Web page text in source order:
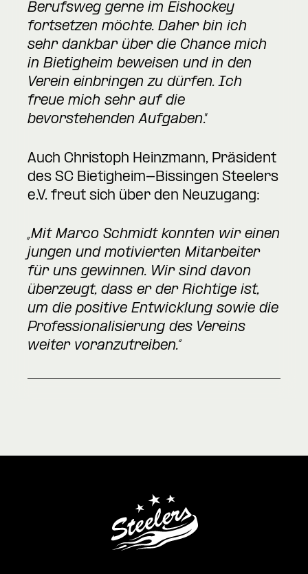
Berufsweg gerne im Eishockey
fortsetzen möchte. Daher bin ich
sehr dankbar über die Chance mich
in Bietigheim beweisen und in den
Verein einbringen zu dürfen. Ich
freue mich sehr auf die
bevorstehenden Aufgaben.“
Auch Christoph Heinzmann, Präsident
des SC Bietigheim-Bissingen Steelers
e.V. freut sich über den Neuzugang:
„Mit Marco Schmidt konnten wir einen
jungen und motivierten Mitarbeiter
für uns gewinnen. Wir sind davon
überzeugt, dass er der Richtige ist,
um die positive Entwicklung sowie die
Professionalisierung des Vereins
weiter voranzutreiben.“